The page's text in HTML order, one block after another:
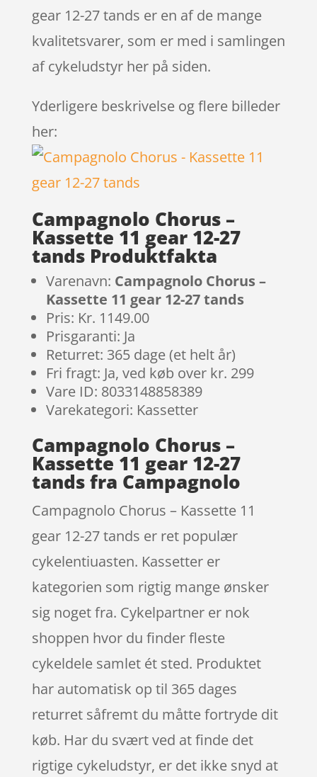
gear 12-27 tands er en af de mange
kvalitetsvarer, som er med i samlingen
af cykeludstyr her på siden.
Yderligere beskrivelse og flere billeder
her:
Campagnolo Chorus –
Kassette 11 gear 12-27
tands Produktfakta
Varenavn: Campagnolo Chorus –
Kassette 11 gear 12-27 tands
Pris: Kr. 1149.00
Prisgaranti: Ja
Returret: 365 dage (et helt år)
Fri fragt: Ja, ved køb over kr. 299
Vare ID: 8033148858389
Varekategori: Kassetter
Campagnolo Chorus –
Kassette 11 gear 12-27
tands fra Campagnolo
Campagnolo Chorus – Kassette 11
gear 12-27 tands er ret populær
cykelentiuasten. Kassetter er
kategorien som rigtig mange ønsker
sig noget fra. Cykelpartner er nok
shoppen hvor du finder fleste
cykeldele samlet ét sted. Produktet
har automatisk op til 365 dages
returret såfremt du måtte fortryde dit
køb. Har du svært ved at finde det
rigtige cykeludstyr, er det ikke snyd at